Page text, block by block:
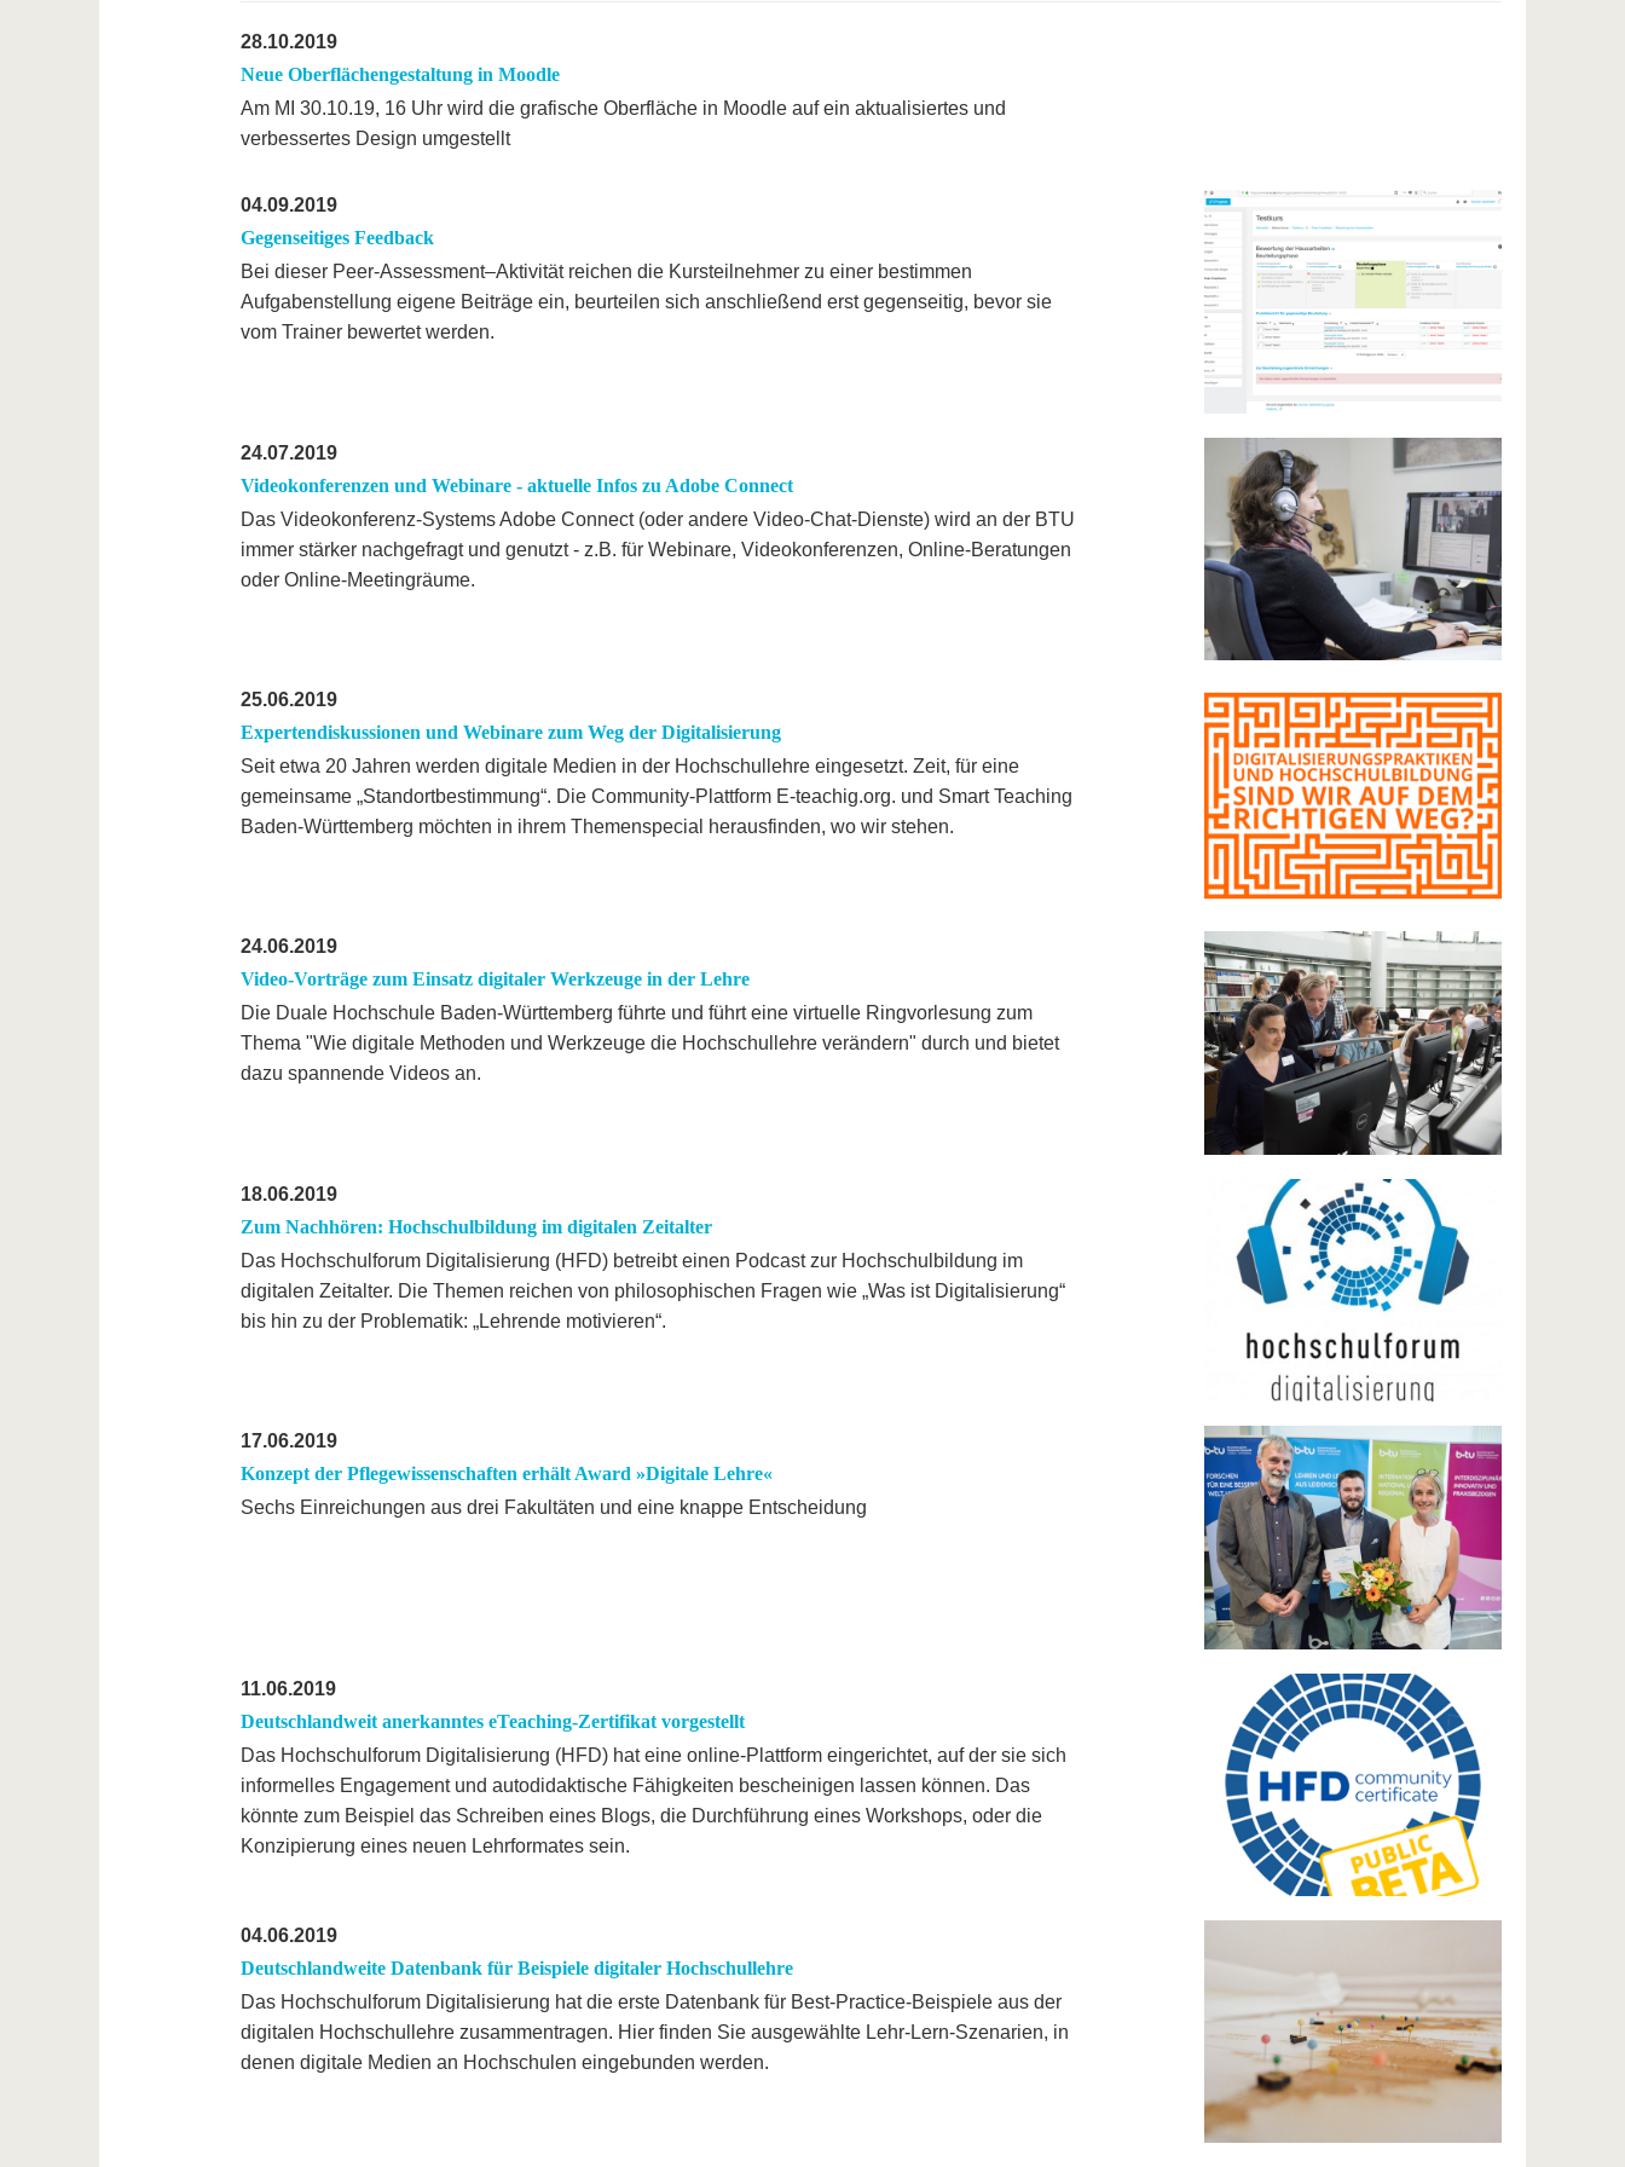
28.10.2019
Neue Oberflächengestaltung in Moodle
Am MI 30.10.19, 16 Uhr wird die grafische Oberfläche in Moodle auf ein aktualisiertes und
verbessertes Design umgestellt
04.09.2019
Gegenseitiges Feedback
Bei dieser Peer-Assessment–Aktivität reichen die Kursteilnehmer zu einer bestimmen
Aufgabenstellung eigene Beiträge ein, beurteilen sich anschließend erst gegenseitig, bevor sie
vom Trainer bewertet werden.
24.07.2019
Videokonferenzen und Webinare - aktuelle Infos zu Adobe Connect
Das Videokonferenz-Systems Adobe Connect (oder andere Video-Chat-Dienste) wird an der BTU
immer stärker nachgefragt und genutzt - z.B. für Webinare, Videokonferenzen, Online-Beratungen
oder Online-Meetingräume.
25.06.2019
Expertendiskussionen und Webinare zum Weg der Digitalisierung
Seit etwa 20 Jahren werden digitale Medien in der Hochschullehre eingesetzt. Zeit, für eine
gemeinsame „Standortbestimmung“. Die Community-Plattform E-teachig.org. und Smart Teaching
Baden-Württemberg möchten in ihrem Themenspecial herausfinden, wo wir stehen.
24.06.2019
Video-Vorträge zum Einsatz digitaler Werkzeuge in der Lehre
Die Duale Hochschule Baden-Württemberg führte und führt eine virtuelle Ringvorlesung zum
Thema "Wie digitale Methoden und Werkzeuge die Hochschullehre verändern" durch und bietet
dazu spannende Videos an.
18.06.2019
Zum Nachhören: Hochschulbildung im digitalen Zeitalter
Das Hochschulforum Digitalisierung (HFD) betreibt einen Podcast zur Hochschulbildung im
digitalen Zeitalter. Die Themen reichen von philosophischen Fragen wie „Was ist Digitalisierung“
bis hin zu der Problematik: „Lehrende motivieren“.
17.06.2019
Konzept der Pflegewissenschaften erhält Award »Digitale Lehre«
Sechs Einreichungen aus drei Fakultäten und eine knappe Entscheidung
11.06.2019
Deutschlandweit anerkanntes eTeaching-Zertifikat vorgestellt
Das Hochschulforum Digitalisierung (HFD) hat eine online-Plattform eingerichtet, auf der sie sich
informelles Engagement und autodidaktische Fähigkeiten bescheinigen lassen können. Das
könnte zum Beispiel das Schreiben eines Blogs, die Durchführung eines Workshops, oder die
Konzipierung eines neuen Lehrformates sein.
04.06.2019
Deutschlandweite Datenbank für Beispiele digitaler Hochschullehre
Das Hochschulforum Digitalisierung hat die erste Datenbank für Best-Practice-Beispiele aus der
digitalen Hochschullehre zusammentragen. Hier finden Sie ausgewählte Lehr-Lern-Szenarien, in
denen digitale Medien an Hochschulen eingebunden werden.